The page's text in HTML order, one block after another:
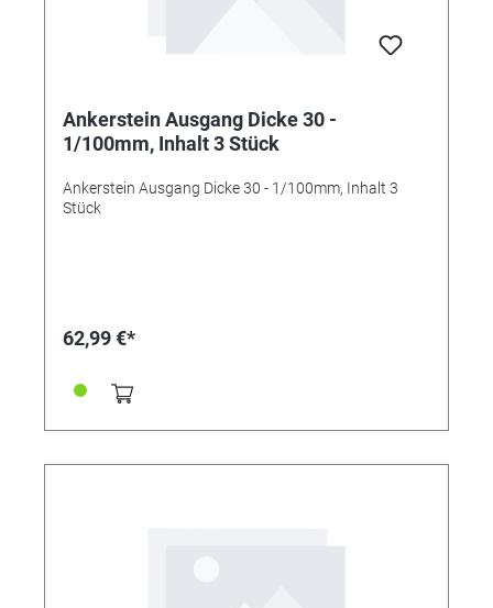
Ankerstein Ausgang Dicke 30 -
1/100mm, Inhalt 3 Stück
Ankerstein Ausgang Dicke 30 - 1/100mm, Inhalt 3
Stück
62,99 €*